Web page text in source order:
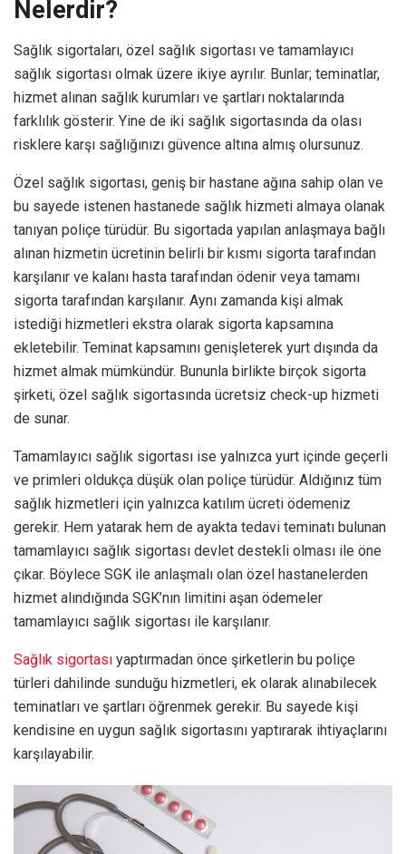
Nelerdir?
Sağlık sigortaları, özel sağlık sigortası ve tamamlayıcı
sağlık sigortası olmak üzere ikiye ayrılır. Bunlar; teminatlar,
hizmet alınan sağlık kurumları ve şartları noktalarında
farklılık gösterir. Yine de iki sağlık sigortasında da olası
risklere karşı sağlığınızı güvence altına almış olursunuz.
Özel sağlık sigortası, geniş bir hastane ağına sahip olan ve
bu sayede istenen hastanede sağlık hizmeti almaya olanak
tanıyan poliçe türüdür. Bu sigortada yapılan anlaşmaya bağlı
alınan hizmetin ücretinin belirli bir kısmı sigorta tarafından
karşılanır ve kalanı hasta tarafından ödenir veya tamamı
sigorta tarafından karşılanır. Aynı zamanda kişi almak
istediği hizmetleri ekstra olarak sigorta kapsamına
ekletebilir. Teminat kapsamını genişleterek yurt dışında da
hizmet almak mümkündür. Bununla birlikte birçok sigorta
şirketi, özel sağlık sigortasında ücretsiz check-up hizmeti
de sunar.
Tamamlayıcı sağlık sigortası ise yalnızca yurt içinde geçerli
ve primleri oldukça düşük olan poliçe türüdür. Aldığınız tüm
sağlık hizmetleri için yalnızca katılım ücreti ödemeniz
gerekir. Hem yatarak hem de ayakta tedavi teminatı bulunan
tamamlayıcı sağlık sigortası devlet destekli olması ile öne
çıkar. Böylece SGK ile anlaşmalı olan özel hastanelerden
hizmet alındığında SGK’nın limitini aşan ödemeler
tamamlayıcı sağlık sigortası ile karşılanır.
Sağlık sigortası yaptırmadan önce şirketlerin bu poliçe
türleri dahilinde sunduğu hizmetleri, ek olarak alınabilecek
teminatları ve şartları öğrenmek gerekir. Bu sayede kişi
kendisine en uygun sağlık sigortasını yaptırarak ihtiyaçlarını
karşılayabilir.